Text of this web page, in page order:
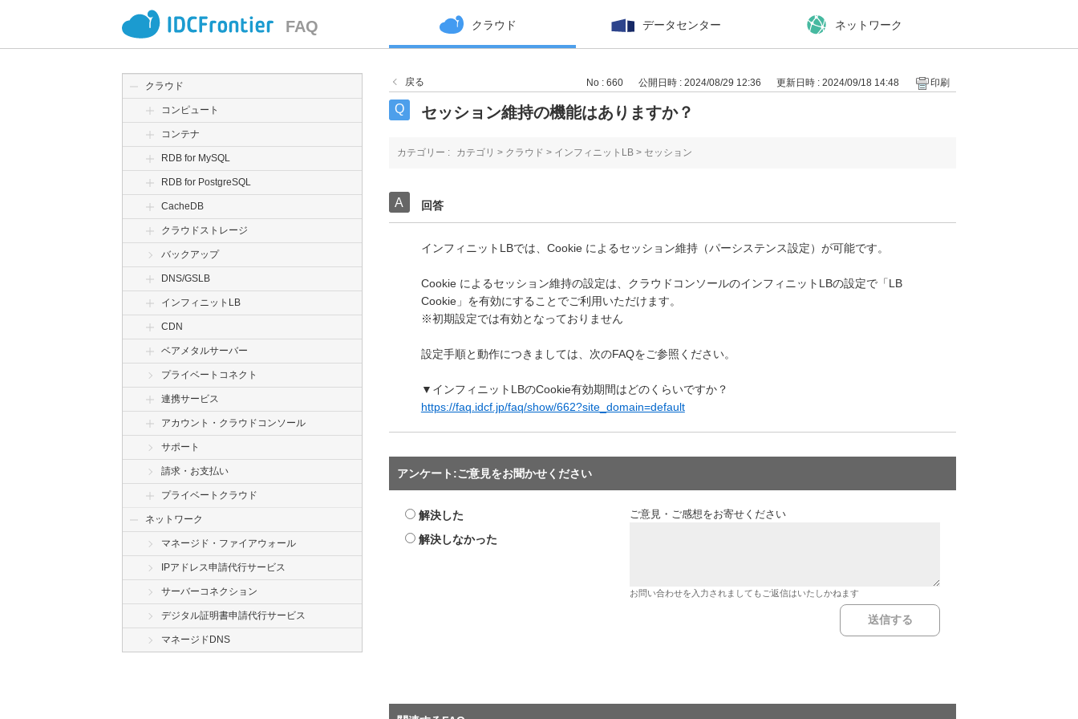
FAQ クラウド データセンター ネットワーク
クラウド
コンピュート
コンテナ
RDB for MySQL
RDB for PostgreSQL
CacheDB
クラウドストレージ
バックアップ
DNS/GSLB
インフィニットLB
CDN
ベアメタルサーバー
プライベートコネクト
連携サービス
アカウント・クラウドコンソール
サポート
請求・お支払い
プライベートクラウド
ネットワーク
マネージド・ファイアウォール
IPアドレス申請代行サービス
サーバーコネクション
デジタル証明書申請代行サービス
マネージドDNS
戻る No : 660 公開日時 : 2024/08/29 12:36 更新日時 : 2024/09/18 14:48 印刷
セッション維持の機能はありますか？
カテゴリー : カテゴリ > クラウド > インフィニットLB> セッション
回答
インフィニットLBでは、Cookie によるセッション維持（パーシステンス設定）が可能です。
Cookie によるセッション維持の設定は、クラウドコンソールのインフィニットLBの設定で「LB
Cookie」を有効にすることでご利用いただけます。
※初期設定では有効となっておりません
設定手順と動作につきましては、次のFAQをご参照ください。
▼インフィニットLBのCookie有効期間はどのくらいですか？
https://faq.idcf.jp/faq/show/662?site_domain=default
アンケート:ご意見をお聞かせください
解決した
解決しなかった
ご意見・ご感想をお寄せください
お問い合わせを入力されましてもご返信はいたしかねます